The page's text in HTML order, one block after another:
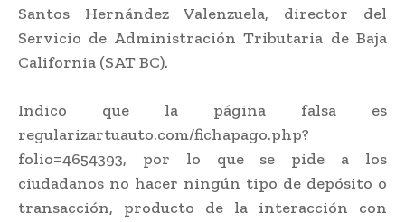
Santos Hernández Valenzuela, director del
Servicio de Administración Tributaria de Baja
California (SAT BC).
Indico que la página falsa es
regularizartuauto.com/fichapago.php?
folio=4654393, por lo que se pide a los
ciudadanos no hacer ningún tipo de depósito o
transacción, producto de la interacción con